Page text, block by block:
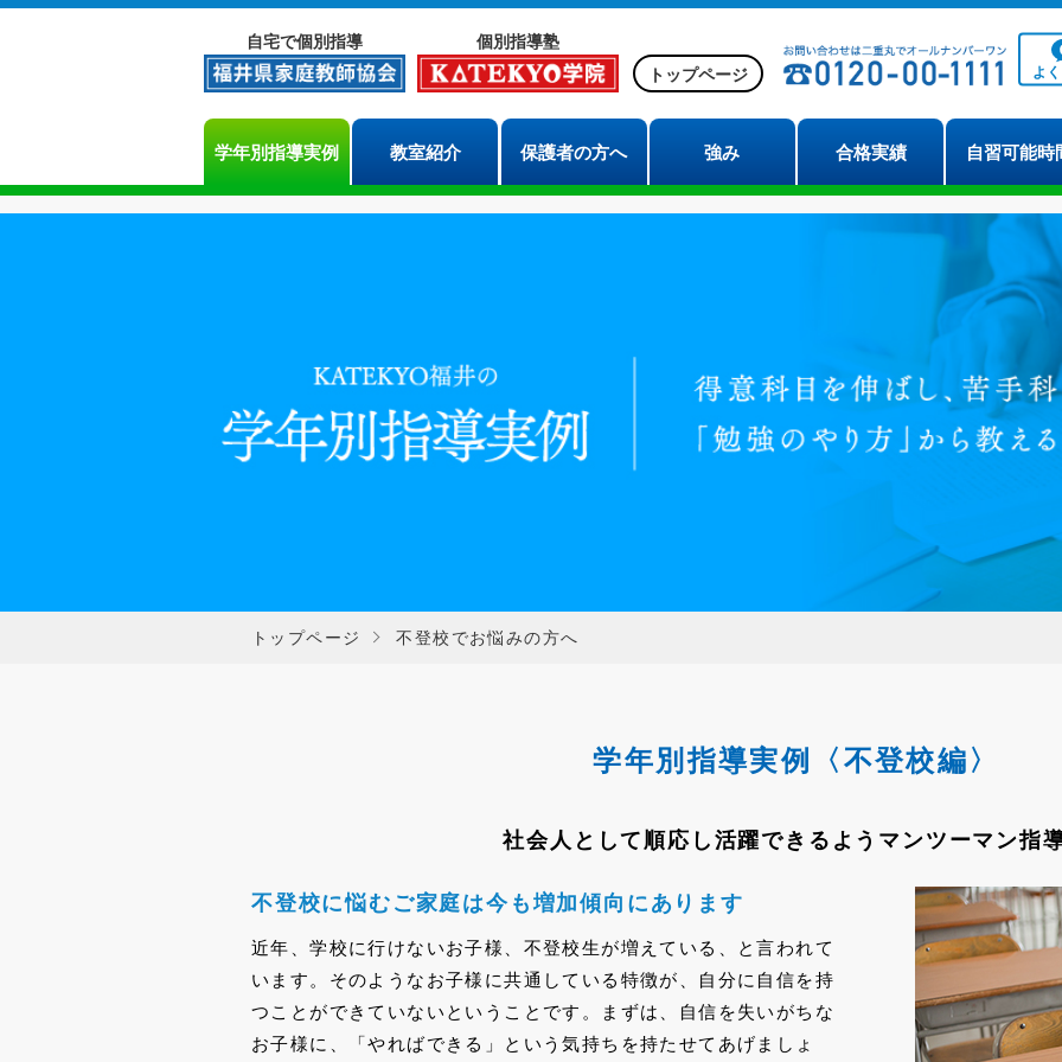
自宅で個別指導
個別指導塾
トップページ
よ
学年別指導実例 教室紹介 保護者の方へ 強み 合格実績 自習可能時
トップページ 不登校でお悩みの方へ
学年別指導実例〈不登校編〉
社会人として順応し 活躍できるようマンツーマン指
不登校に悩むご家庭は今も増加傾向にあります
近年、学校に行けないお子様、不登校生が増えている、と言われて
います。そのようなお子様に共通している特徴が、自分に自信を持
つことができていないということです。まずは、自信を失いがちな
お子様に、「やればできる」という気持ちを持たせてあげましょ